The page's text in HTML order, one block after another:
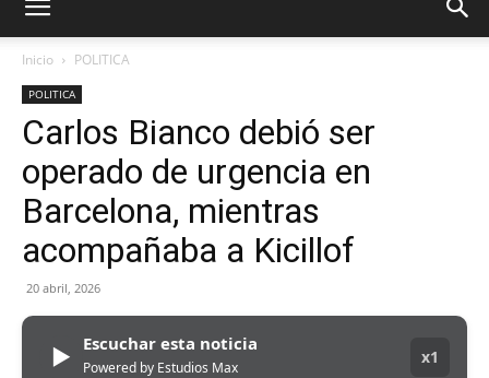
MUNICIPAL
Inicio POLITICA
POLITICA
Carlos Bianco debió ser
operado de urgencia en
Barcelona, mientras
acompañaba a Kicillof
20 abril, 2026
▶ Escuchar esta noticia
Powered by Estudios Max
x1